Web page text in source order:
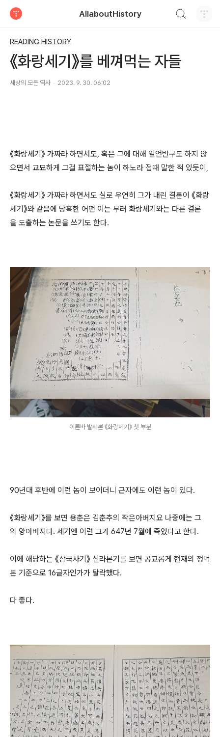
AllaboutHistory
READING HISTORY
《화랑세기》를 베껴먹는 자들
세상의 모든 역사 2023. 9. 30. 06:02
《화랑세기》 가짜라 하면서도, 혹은 그에 대해 일언반구도 하지 않
으면서 교묘하게 그걸 표절하는 놈이 하노라 접때 말한 적 있듯이,
《화랑세기》 가짜라 하면서도 실로 우연히 그가 내린 결론이 《화랑
세기》와 같음에 당혹한 어떤 이는 부러 화랑세기와는 다른 결론
을 도출하는 논문을 쓰기도 한다.
이른바 발췌본 《화랑세기》 첫 부분
90년대 후반에 이런 놈이 보이더니 근자에도 이런 놈이 있다.
《화랑세기》를 보면 용춘은 김춘추의 작은아버지요 나중에는 그
의 양아버지다. 세기엔 이런 그가 647년 7월에 죽었다고 한다.
이에 해당하는 《삼국사기》 신라본기를 보면 공교롭게 현재의 정덕
본 기준으로 16글자인가가 탈락했다.
다 좋다.